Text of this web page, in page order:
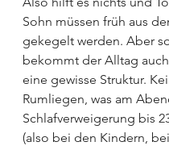
Sohn müssen früh aus
gekegelt werden. Aber
bekommt der Alltag
eine gewisse Struktur.
Rumliegen, was am
Schlafverweigerung bis
(also bei den Kindern,